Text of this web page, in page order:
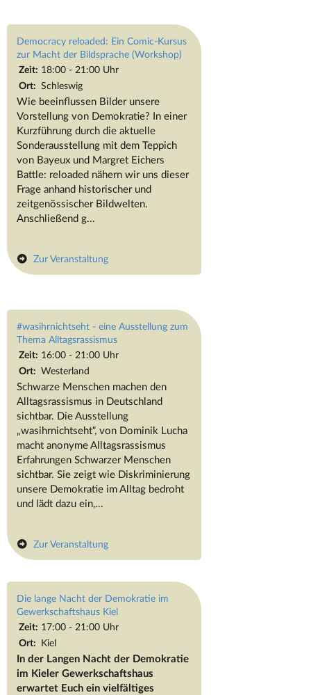
Democracy reloaded: Ein Comic-Kursus
zur Macht der Bildsprache (Workshop)
Zeit: 18:00 - 21:00 Uhr
Ort: Schleswig
Wie beeinflussen Bilder unsere
Vorstellung von Demokratie? In einer
Kurzführung durch die aktuelle
Sonderausstellung mit dem Teppich
von Bayeux und Margret Eichers
Battle: reloaded nähern wir uns dieser
Frage anhand historischer und
zeitgenössischer Bildwelten.
Anschließend g...
Zur Veranstaltung
#wasihrnichtseht - eine Ausstellung zum
Thema Alltagsrassismus
Zeit: 16:00 - 21:00 Uhr
Ort: Westerland
Schwarze Menschen machen den
Alltagsrassismus in Deutschland
sichtbar. Die Ausstellung
„wasihrnichtseht“, von Dominik Lucha
macht anonyme Alltagsrassismus
Erfahrungen Schwarzer Menschen
sichtbar. Sie zeigt wie Diskriminierung
unsere Demokratie im Alltag bedroht
und lädt dazu ein,...
Zur Veranstaltung
Die lange Nacht der Demokratie im
Gewerkschaftshaus Kiel
Zeit: 17:00 - 21:00 Uhr
Ort: Kiel
In der Langen Nacht der Demokratie
im Kieler Gewerkschaftshaus
erwartet Euch ein vielfältiges